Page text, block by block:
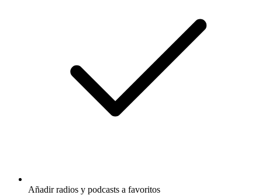
Añadir radios y podcasts a favoritos